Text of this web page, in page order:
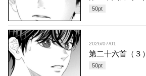
50pt
2026/07/01
第二十六首（３）
50pt